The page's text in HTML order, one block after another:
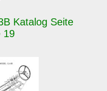
Seite
19